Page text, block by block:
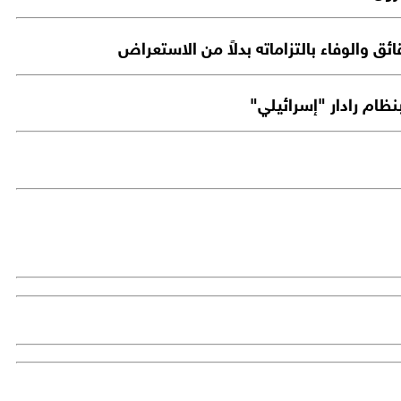
والوفاء بالتزاماته بدلاً من الاستعراض
رادار "إسرائيلي"